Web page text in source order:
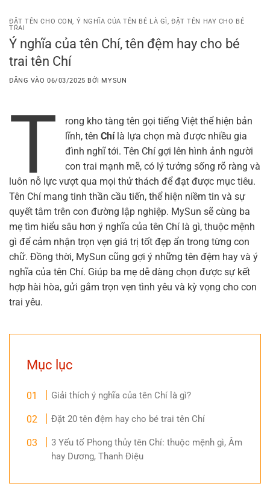
qua
nội
dung
ĐẶT TÊN CHO CON, Ý NGHĨA CỦA TÊN BÉ LÀ GÌ,ĐẶT TÊN HAY CHO BÉ
TRAI
Ý nghĩa của tên Chí, tên đệm hay cho bé
trai tên Chí
ĐĂNG VÀO06/03/2025 BỞI MYSUN
T
rong kho tàng tên gọi tiếng Việt thể hiện bản
lĩnh, tênChílà lựa chọn mà được nhiều gia
đình nghĩ tới. Tên Chí gợi lên hình ảnh người
con trai mạnh mẽ, có lý tưởng sống rõ ràng và
luôn nỗ lực vượt qua mọi thử thách để đạt được mục tiêu.
Tên Chí mang tinh thần cầu tiến, thể hiện niềm tin và sự
quyết tâm trên con đường lập nghiệp. MySun sẽ cùng ba
mẹ tìm hiểu sâu hơn ý nghĩa của tên Chí là gì, thuộc mệnh
gì để cảm nhận trọn vẹn giá trị tốt đẹp ẩn trong từng con
chữ. Đồng thời, MySun cũng gợi ý những tên đệm hay và ý
nghĩa của tên Chí. Giúp ba mẹ dễ dàng chọn được sự kết
hợp hài hòa, gửi gắm trọn vẹn tình yêu và kỳ vọng cho con
trai yêu.
Mục lục
Giải thích ý nghĩa của tên Chí là gì?
Đặt 20 tên đệm hay cho bé trai tên Chí
3 Yếu tố Phong thủy tên Chí: thuộc mệnh gì, Âm
hay Dương, Thanh Điệu